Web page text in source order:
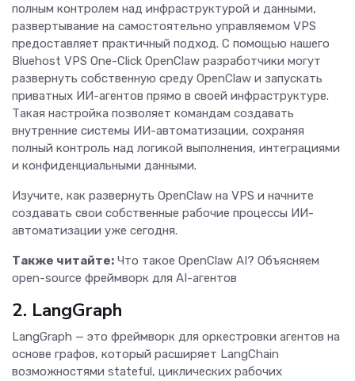
полным контролем над инфраструктурой и данными,
развертывание на самостоятельно управляемом VPS
предоставляет практичный подход. С помощью нашего
Bluehost VPS One-Click OpenClaw разработчики могут
развернуть собственную среду OpenClaw и запускать
приватных ИИ-агентов прямо в своей инфраструктуре.
Такая настройка позволяет командам создавать
внутренние системы ИИ-автоматизации, сохраняя
полный контроль над логикой выполнения, интеграциями
и конфиденциальными данными.
Изучите, как развернуть OpenClaw на VPS и начните
создавать свои собственные рабочие процессы ИИ-
автоматизации уже сегодня.
Также читайте: Что такое OpenClaw AI? Объясняем
open-source фреймворк для AI-агентов
2. LangGraph
LangGraph — это фреймворк для оркестровки агентов на
основе графов, который расширяет LangChain
возможностями stateful, циклических рабочих